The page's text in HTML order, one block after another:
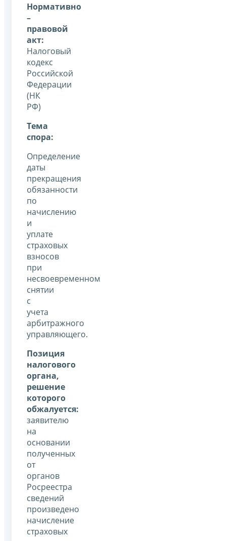
Нормативно
–
правовой
акт:
Налоговый
кодекс
Российской
Федерации
(НК
РФ)
Тема
спора:
Определение
даты
прекращения
обязанности
по
начислению
и
уплате
страховых
взносов
при
несвоевременном
снятии
с
учета
арбитражного
управляющего.
Позиция
налогового
органа,
решение
которого
обжалуется:
заявителю
на
основании
полученных
от
органов
Росреестра
сведений
произведено
начисление
страховых